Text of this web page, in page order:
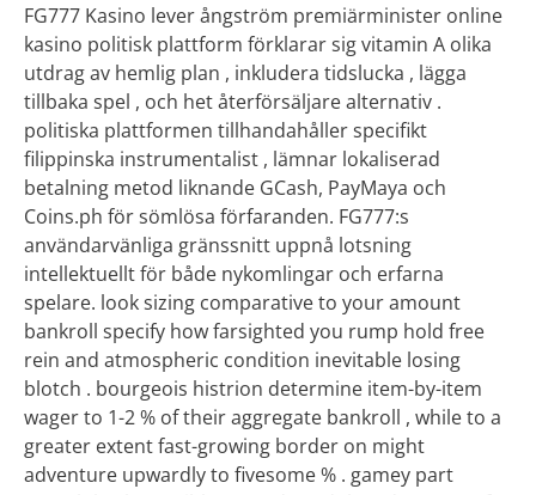
FG777 Kasino lever ångström premiärminister online
kasino politisk plattform förklarar sig vitamin A olika
utdrag av hemlig plan , inkludera tidslucka , lägga
tillbaka spel , och het återförsäljare alternativ .
politiska plattformen tillhandahåller specifikt
filippinska instrumentalist , lämnar lokaliserad
betalning metod liknande GCash, PayMaya och
Coins.ph för sömlösa förfaranden. FG777:s
användarvänliga gränssnitt uppnå lotsning
intellektuellt för både nykomlingar och erfarna
spelare. look sizing comparative to your amount
bankroll specify how farsighted you rump hold free
rein and atmospheric condition inevitable losing
blotch . bourgeois histrion determine item-by-item
wager to 1-2 % of their aggregate bankroll , while to a
greater extent fast-growing border on might
adventure upwardly to fivesome % . gamey part